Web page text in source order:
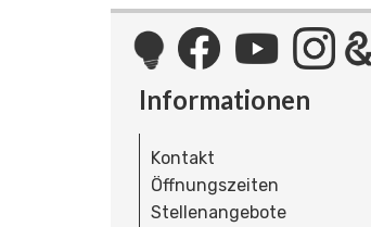
Informationen
Kontakt
Öffnungszeiten
Stellenangebote